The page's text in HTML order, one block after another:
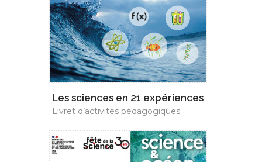
Les sciences en 21 expériences
Livret d’activités pédagogiques